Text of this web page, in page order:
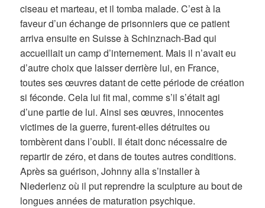
ciseau et marteau, et il tomba malade. C’est à la
faveur d’un échange de prisonniers que ce patient
arriva ensuite en Suisse à Schinznach-Bad qui
accueillait un camp d’internement. Mais il n’avait eu
d’autre choix que laisser derrière lui, en France,
toutes ses œuvres datant de cette période de création
si féconde. Cela lui fit mal, comme s’il s’était agi
d’une partie de lui. Ainsi ses œuvres, innocentes
victimes de la guerre, furent-elles détruites ou
tombèrent dans l’oubli. Il était donc nécessaire de
repartir de zéro, et dans de toutes autres conditions.
Après sa guérison, Johnny alla s’installer à
Niederlenz où il put reprendre la sculpture au bout de
longues années de maturation psychique.